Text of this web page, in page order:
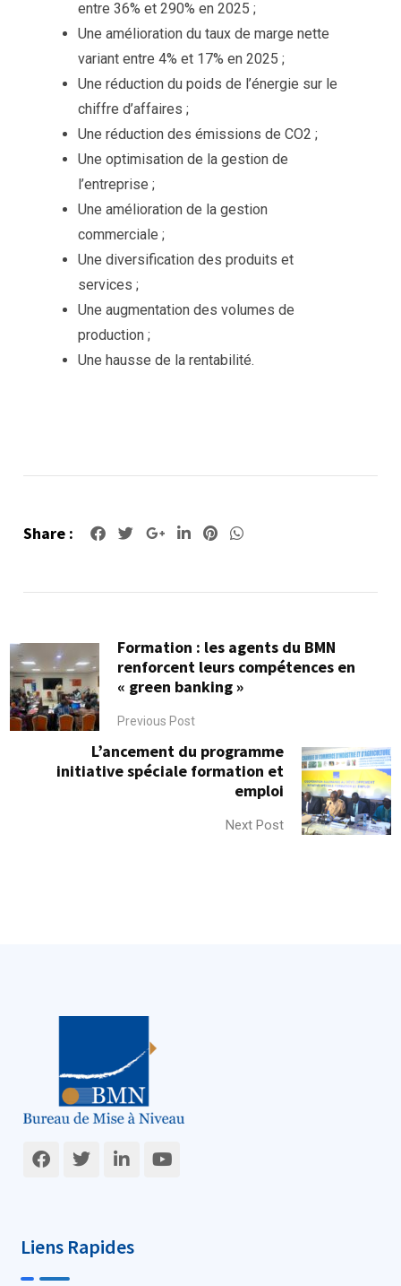
entre 36% et 290% en 2025 ;
Une amélioration du taux de marge nette
variant entre 4% et 17% en 2025 ;
Une réduction du poids de l’énergie sur le
chiffre d’affaires ;
Une réduction des émissions de CO2 ;
Une optimisation de la gestion de
l’entreprise ;
Une amélioration de la gestion
commerciale ;
Une diversification des produits et
services ;
Une augmentation des volumes de
production ;
Une hausse de la rentabilité.
Share : Google+LinkedInPinterest
Whatsapp
Formation : les agents du BMN
renforcent leurs compétences en
« green banking »
Previous Post
L’ancement du programme
initiative spéciale formation et
emploi
Next Post
Liens Rapides